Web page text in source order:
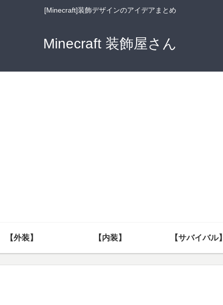
[Minecraft]装飾デザインのアイデアまとめ
Minecraft 装飾屋さん
【外装】 【内装】 【サバイバル】